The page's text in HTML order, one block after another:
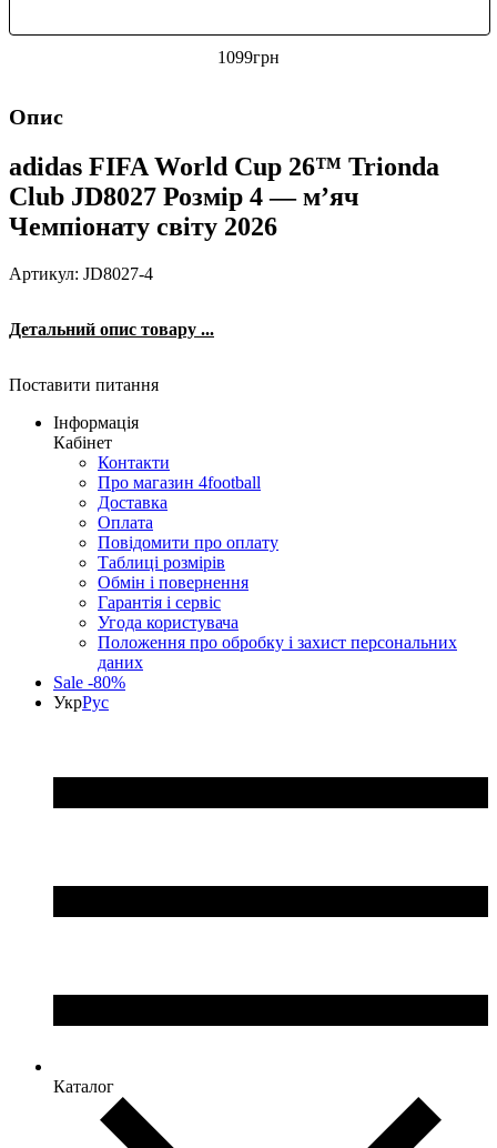
1099грн
Опис
adidas FIFA World Cup 26™ Trionda
Club JD8027 Розмір 4 — м’яч
Чемпіонату світу 2026
Артикул: JD8027-4
Детальний опис товару ...
Поставити питання
Інформація
Кабінет
Контакти
Про магазин 4football
Доставка
Оплата
Повідомити про оплату
Таблиці розмірів
Обмін і повернення
Гарантія і сервіс
Угода користувача
Положення про обробку і захист персональних
даних
Sale -80%
УкрРус
Каталог